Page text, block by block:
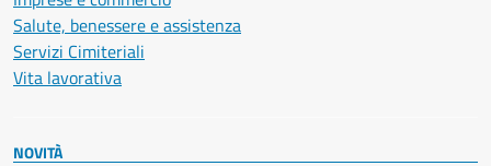
Salute, benessere e assistenza
Servizi Cimiteriali
Vita lavorativa
NOVITÀ